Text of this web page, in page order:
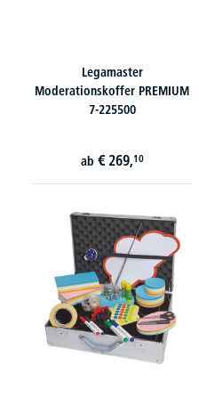
Legamaster
Moderationskoffer PREMIUM
7-225500
ab € 269,10